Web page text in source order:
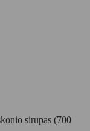
sirupas (700